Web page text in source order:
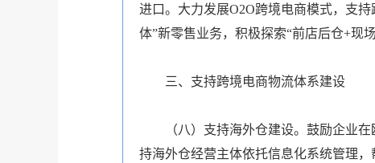
进口。大力发展O2O跨境电商模式，支
体”新零售业务，积极探索“前店后仓+现场
三、支持跨境电商物流体系建设
（八）支持海外仓建设。鼓励企业
持海外仓经营主体依托信息化系统管理